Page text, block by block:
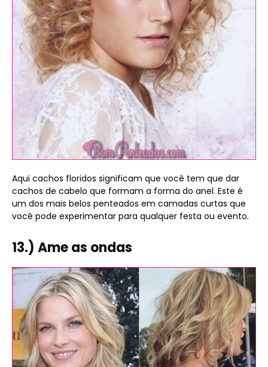
Aqui cachos floridos significam que você tem que dar
cachos de cabelo que formam a forma do anel. Este é
um dos mais belos penteados em camadas curtas que
você pode experimentar para qualquer festa ou evento.
13.) Ame as ondas